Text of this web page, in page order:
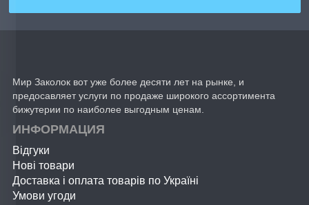
Мир Заколок вот уже более десяти лет на рынке, и
предосавляет услуги по продаже широкого ассортимента
бижутерии по наиболее выгодным ценам.
ИНФОРМАЦИЯ
Відгуки
Нові товари
Доставка і оплата товарів по Україні
Умови угоди